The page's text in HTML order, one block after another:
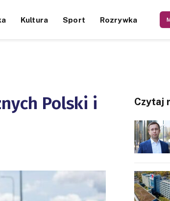
Kultura Sport Rozrywka
Polski i
Czytaj